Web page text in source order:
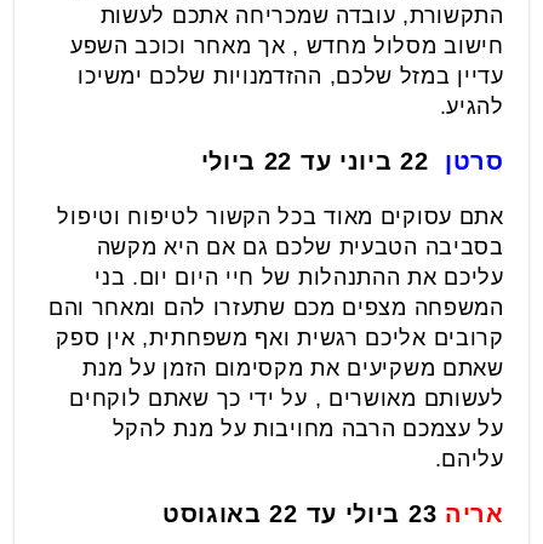
התקשורת, עובדה שמכריחה אתכם לעשות
חישוב מסלול מחדש , אך מאחר וכוכב השפע
עדיין במזל שלכם, ההזדמנויות שלכם ימשיכו
להגיע.
סרטן
אתם עסוקים מאוד בכל הקשור לטיפוח וטיפול
בסביבה הטבעית שלכם גם אם היא מקשה
עליכם את ההתנהלות של חיי היום יום. בני
המשפחה מצפים מכם שתעזרו להם ומאחר והם
קרובים אליכם רגשית ואף משפחתית, אין ספק
שאתם משקיעים את מקסימום הזמן על מנת
לעשותם מאושרים , על ידי כך שאתם לוקחים
על עצמכם הרבה מחויבות על מנת להקל
עליהם.
אריה